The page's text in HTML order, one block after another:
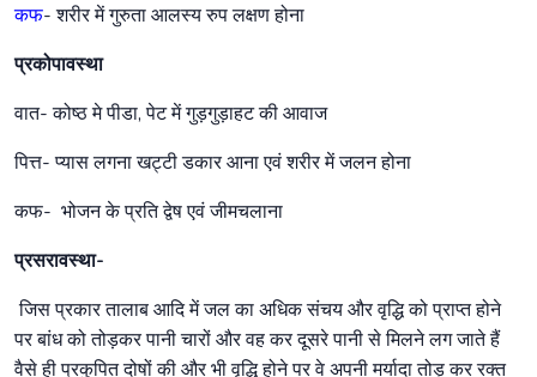
कफ- शरीर में गुरुता आलस्य रुप लक्षण होना
प्रकोपावस्था
वात- कोष्ठ मे पीडा, पेट में गुड़गुड़ाहट की आवाज
पित्त- प्यास लगना खट्टी डकार आना एवं शरीर में जलन होना
कफ- भोजन के प्रति द्वेष एवं जीमचलाना
प्रसरावस्था-
जिस प्रकार तालाब आदि में जल का अधिक संचय और वृद्धि को प्राप्त होने
पर बांध को तोड़कर पानी चारों और वह कर दूसरे पानी से मिलने लग जाते हैं
वैसे ही प्रकुपित दोषों की और भी वृद्धि होने पर वे अपनी मर्यादा तोड़ कर रक्त